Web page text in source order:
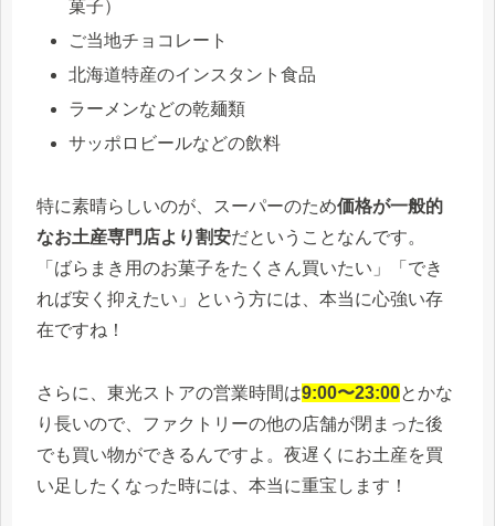
菓子）
ご当地チョコレート
北海道特産のインスタント食品
ラーメンなどの乾麺類
サッポロビールなどの飲料
特に素晴らしいのが、スーパーのため価格が一般的
なお土産専門店より割安だということなんです。
「ばらまき用のお菓子をたくさん買いたい」「でき
れば安く抑えたい」という方には、本当に心強い存
在ですね！
さらに、東光ストアの営業時間は9:00〜23:00とかな
り長いので、ファクトリーの他の店舗が閉まった後
でも買い物ができるんですよ。夜遅くにお土産を買
い足したくなった時には、本当に重宝します！